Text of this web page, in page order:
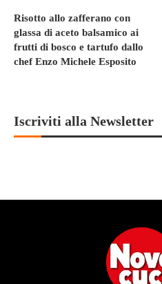
Risotto allo zafferano con
glassa di aceto balsamico ai
frutti di bosco e tartufo dallo
chef Enzo Michele Esposito
Iscriviti alla Newsletter